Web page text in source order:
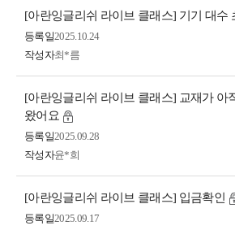
[아란잉글리쉬 라이브 클래스] 기기 대수
등록일2025.10.24
작성자최*름
[아란잉글리쉬 라이브 클래스] 교재가 아
왔어요
등록일2025.09.28
작성자윤*희
[아란잉글리쉬 라이브 클래스] 입금확인
등록일2025.09.17